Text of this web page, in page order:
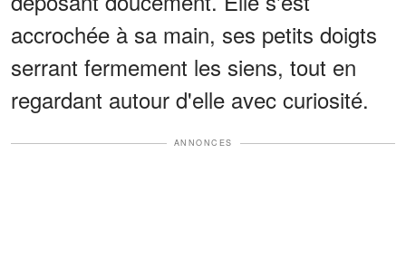
accrochée à sa main, ses petits doigts
serrant fermement les siens, tout en
regardant autour d'elle avec curiosité.
ANNONCES